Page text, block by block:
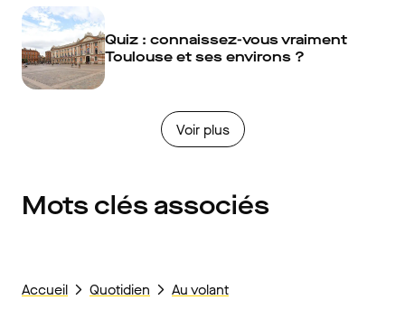
Quiz : connaissez-vous vraiment
Toulouse et ses environs ?
Voir plus
Mots clés associés
Accueil Quotidien Au volant